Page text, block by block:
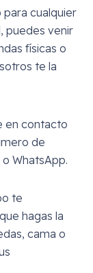
para cualquier
puedes venir
físicas o
te la
en contacto
de
WhatsApp.
te
hagas la
cama o